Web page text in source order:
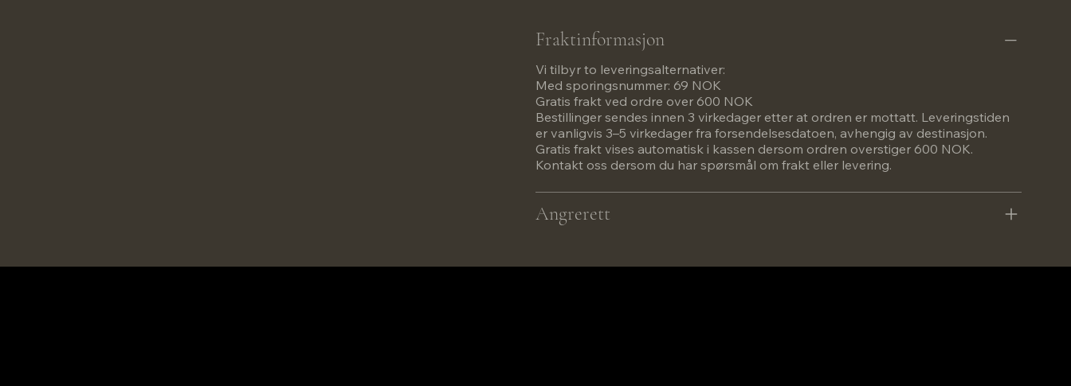
Fraktinformasjon
Vi tilbyr to leveringsalternativer:
Med sporingsnummer: 69 NOK
Gratis frakt ved ordre over 600 NOK
Bestillinger sendes innen 3 virkedager etter at ordren er mottatt. Leveringstiden
er vanligvis 3–5 virkedager fra forsendelsesdatoen, avhengig av destinasjon.
Gratis frakt vises automatisk i kassen dersom ordren overstiger 600 NOK.
Kontakt oss dersom du har spørsmål om frakt eller levering.
Angrerett